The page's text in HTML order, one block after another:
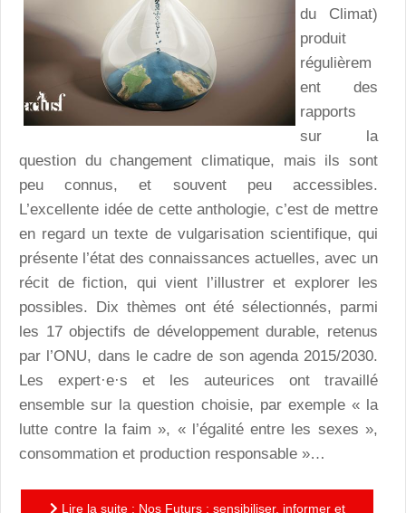
du Climat)
produit
régulièrem
ent des
rapports
sur la
question du changement climatique, mais ils sont
peu connus, et souvent peu accessibles.
L’excellente idée de cette anthologie, c’est de mettre
en regard un texte de vulgarisation scientifique, qui
présente l’état des connaissances actuelles, avec un
récit de fiction, qui vient l’illustrer et explorer les
possibles. Dix thèmes ont été sélectionnés, parmi
les 17 objectifs de développement durable, retenus
par l’ONU, dans le cadre de son agenda 2015/2030.
Les expert·e·s et les auteurices ont travaillé
ensemble sur la question choisie, par exemple « la
lutte contre la faim », « l’égalité entre les sexes »,
consommation et production responsable »…
Lire la suite : Nos Futurs : sensibiliser, informer et